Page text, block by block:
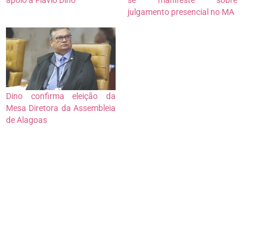
julgamento presencial no MA
Dino confirma eleição da
Mesa Diretora da Assembleia
de Alagoas